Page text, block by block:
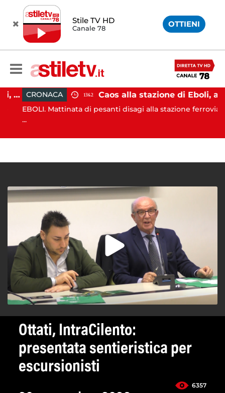
Stile TV HD
Canale 78 OTTIENI
Attentato a Sigfrido Ranucci, arrestato Walter Lavitola CRONACA 13:42 Caos alla stazione di Eboli, alterco a bordo: malore per la capotreno e Intercity per Taranto fermo per ore
EBOLI. Mattinata di pesanti disagi alla stazione ferroviaria
Ottati, IntraCilento:
presentata sentieristica per
escursionisti
6357